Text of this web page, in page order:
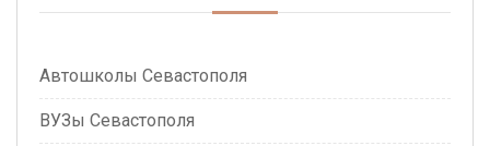
Автошколы Севастополя
ВУЗы Севастополя